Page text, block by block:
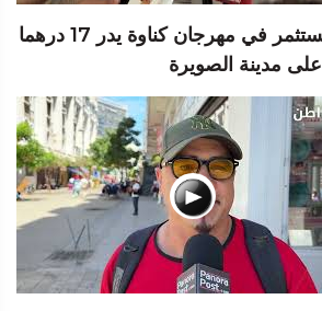
بنسعيد: كل درهم يُستثمر في مهرجان كناوة يدر 17 درهما
على مدينة الصويرة